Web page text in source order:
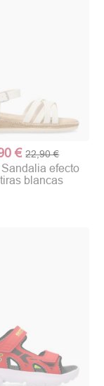
€ 22,90 €
efecto
blancas